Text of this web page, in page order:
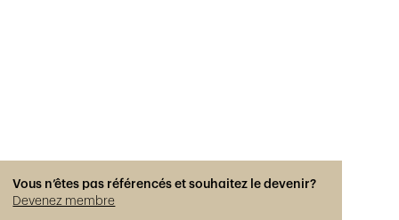
Vous n’êtes pas référencés et souhaitez le devenir?
Devenez membre